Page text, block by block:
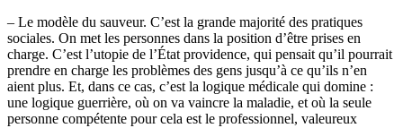
– Le modèle du sauveur. C’est la grande majorité des pratiques
sociales. On met les personnes dans la position d’être prises en
charge. C’est l’utopie de l’État providence, qui pensait qu’il pourrait
prendre en charge les problèmes des gens jusqu’à ce qu’ils n’en
aient plus. Et, dans ce cas, c’est la logique médicale qui domine :
une logique guerrière, où on va vaincre la maladie, et où la seule
personne compétente pour cela est le professionnel, valeureux